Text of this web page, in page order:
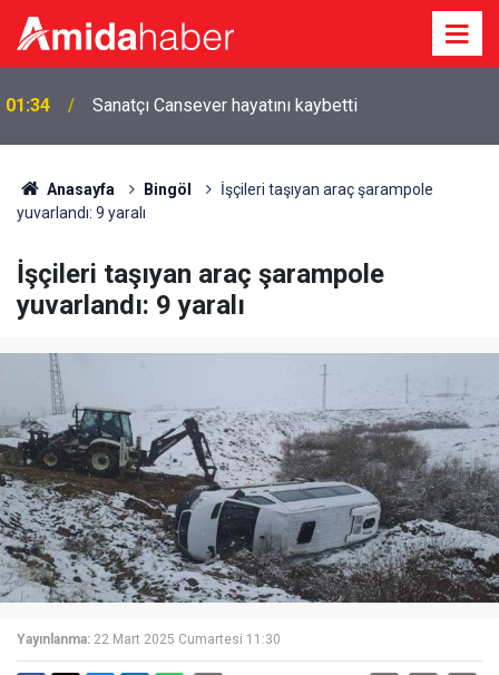
01:34 Sanatçı Cansever hayatını kaybetti
Anasayfa Bingöl
İşçileri taşıyan araç şarampole
yuvarlandı: 9 yaralı
İşçileri taşıyan araç şarampole
yuvarlandı: 9 yaralı
Yayınlanma: 22 Mart 2025 Cumartesi 11:30